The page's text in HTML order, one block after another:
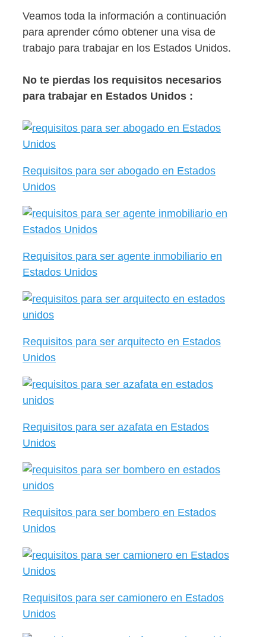
Veamos toda la información a continuación
para aprender cómo obtener una visa de
trabajo para trabajar en los Estados Unidos.
No te pierdas los requisitos necesarios
para trabajar en Estados Unidos :
Requisitos para ser abogado en Estados
Unidos
Requisitos para ser agente inmobiliario en
Estados Unidos
Requisitos para ser arquitecto en Estados
Unidos
Requisitos para ser azafata en Estados
Unidos
Requisitos para ser bombero en Estados
Unidos
Requisitos para ser camionero en Estados
Unidos